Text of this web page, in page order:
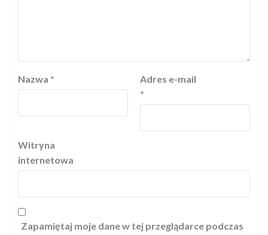
Nazwa *
Adres e-mail
*
Witryna
internetowa
Zapamiętaj moje dane w tej przeglądarce podczas